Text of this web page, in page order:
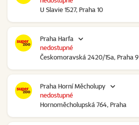
U Slavie 1527, Praha 10
Praha Harfa
Českomoravská 2420/15a, Praha 9
nedostupné
Praha Horní Měcholupy
Hornoměcholupská 764, Praha
nedostupné